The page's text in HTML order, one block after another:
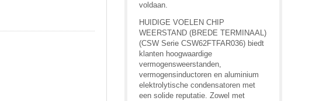
voldaan.
HUIDIGE VOELEN CHIP
WEERSTAND (BREDE TERMINAAL)
(CSW Serie CSW62FTFAR036) biedt
klanten hoogwaardige
vermogensweerstanden,
vermogensinductoren en aluminium
elektrolytische condensatoren met
een solide reputatie. Zowel met